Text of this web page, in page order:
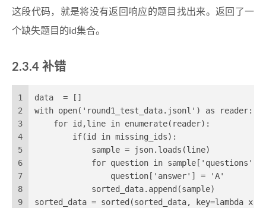
这段代码，就是将没有返回响应的题目找出来。返回了一
个缺失题目的id集合。
2.3.4 补错
1
2
3
4
5
6
7
8
9
data  = []
with open('round1_test_data.jsonl') as reader:
    for id,line in enumerate(reader):
        if(id in missing_ids):
            sample = json.loads(line)
            for question in sample['questions']:
                question['answer'] = 'A'
            sorted_data.append(sample)
sorted_data = sorted(sorted_data,